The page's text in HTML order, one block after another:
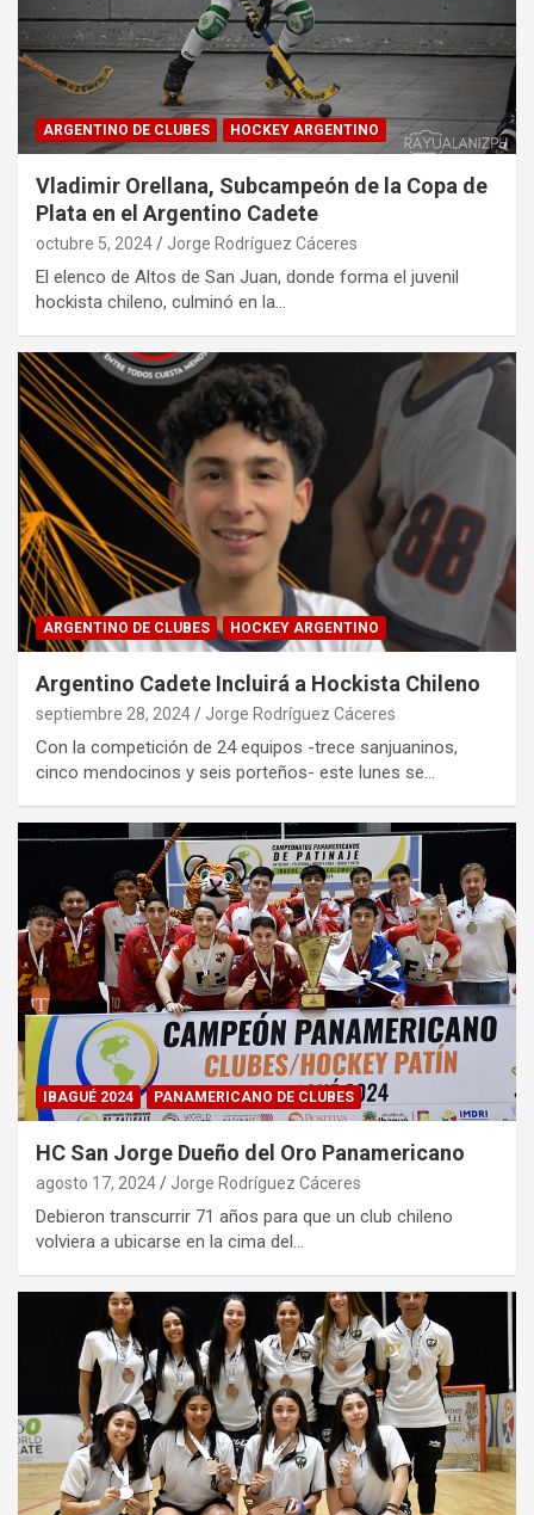
ARGENTINO DE CLUBES HOCKEY ARGENTINO
Vladimir Orellana, Subcampeón de la Copa de
Plata en el Argentino Cadete
octubre 5, 2024 Jorge Rodríguez Cáceres
El elenco de Altos de San Juan, donde forma el juvenil
hockista chileno, culminó en la…
ARGENTINO DE CLUBES HOCKEY ARGENTINO
Argentino Cadete Incluirá a Hockista Chileno
septiembre 28, 2024 Jorge Rodríguez Cáceres
Con la competición de 24 equipos -trece sanjuaninos,
cinco mendocinos y seis porteños- este lunes se…
IBAGUÉ 2024 PANAMERICANO DE CLUBES
HC San Jorge Dueño del Oro Panamericano
agosto 17, 2024 Jorge Rodríguez Cáceres
Debieron transcurrir 71 años para que un club chileno
volviera a ubicarse en la cima del…